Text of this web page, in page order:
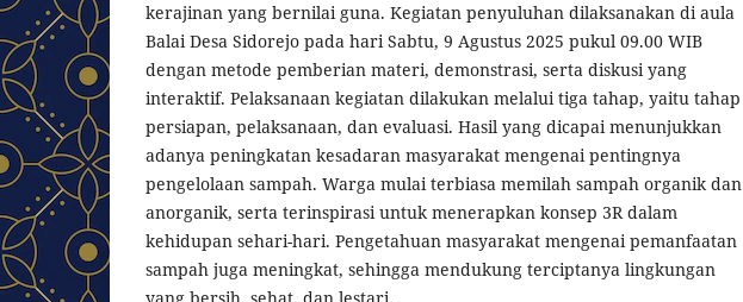
kerajinan yang bernilai guna. Kegiatan penyuluhan dilaksanakan di aula
Balai Desa Sidorejo pada hari Sabtu, 9 Agustus 2025 pukul 09.00 WIB
dengan metode pemberian materi, demonstrasi, serta diskusi yang
interaktif. Pelaksanaan kegiatan dilakukan melalui tiga tahap, yaitu tahap
persiapan, pelaksanaan, dan evaluasi. Hasil yang dicapai menunjukkan
adanya peningkatan kesadaran masyarakat mengenai pentingnya
pengelolaan sampah. Warga mulai terbiasa memilah sampah organik dan
anorganik, serta terinspirasi untuk menerapkan konsep 3R dalam
kehidupan sehari-hari. Pengetahuan masyarakat mengenai pemanfaatan
sampah juga meningkat, sehingga mendukung terciptanya lingkungan